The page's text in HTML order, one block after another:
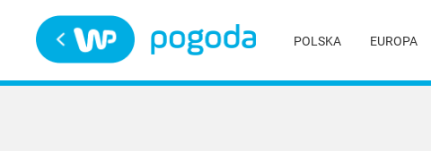
POLSKA EUROPA